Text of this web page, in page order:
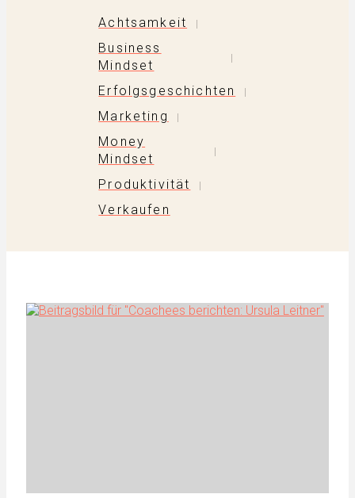
Achtsamkeit |
Business
Mindset
|
Erfolgsgeschichten |
Marketing |
Money
Mindset
|
Produktivität |
Verkaufen